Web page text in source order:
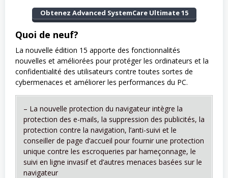
Obtenez Advanced SystemCare Ultimate 15
Quoi de neuf?
La nouvelle édition 15 apporte des fonctionnalités
nouvelles et améliorées pour protéger les ordinateurs et la
confidentialité des utilisateurs contre toutes sortes de
cybermenaces et améliorer les performances du PC.
– La nouvelle protection du navigateur intègre la
protection des e-mails, la suppression des publicités, la
protection contre la navigation, l’anti-suivi et le
conseiller de page d’accueil pour fournir une protection
unique contre les escroqueries par hameçonnage, le
suivi en ligne invasif et d’autres menaces basées sur le
navigateur